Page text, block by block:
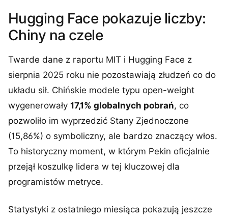
Hugging Face pokazuje liczby:
Chiny na czele
Twarde dane z raportu MIT i Hugging Face z
sierpnia 2025 roku nie pozostawiają złudzeń co do
układu sił. Chińskie modele typu open-weight
wygenerowały 17,1% globalnych pobrań, co
pozwoliło im wyprzedzić Stany Zjednoczone
(15,86%) o symboliczny, ale bardzo znaczący włos.
To historyczny moment, w którym Pekin oficjalnie
przejął koszulkę lidera w tej kluczowej dla
programistów metryce.
Statystyki z ostatniego miesiąca pokazują jeszcze